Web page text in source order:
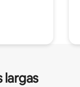
largas